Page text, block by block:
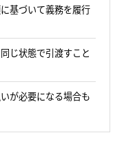
基づいて義務を履行
じ状態で引渡すこと
が必要になる場合も